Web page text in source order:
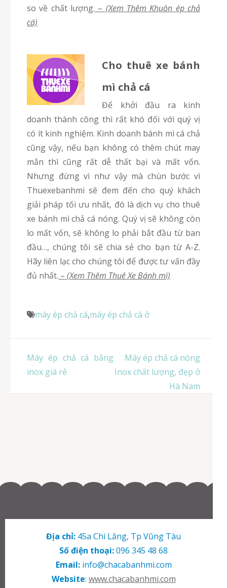
so về chất lượng. – (Xem Thêm Khuôn ép chả
cá)
Cho thuê xe bánh
mì chả cá
Để khởi đầu ra kinh
doanh thành công thì rất khó đối với quý vị
có ít kinh nghiệm. Kinh doanh bánh mì cá chả
cũng vậy, nếu bạn không có thêm chút may
mắn thì cũng rất dễ thất bại và mất vốn.
Nhưng đừng vì như vậy mà chùn bước vì
Thuexebanhmi sẽ đem đến cho quý khách
giải pháp tối ưu nhất, đó là dịch vụ cho thuê
xe bánh mì chả cá nóng. Quý vị sẽ không còn
lo mất vốn, sẽ không lo phải bắt đầu từ ban
đầu…, chúng tôi sẽ chia sẻ cho bạn từ A-Z.
Hãy liên lạc cho chúng tôi để được tư vấn đầy
đủ nhất. – (Xem Thêm Thuê Xe Bánh mì)
máy ép chả cá,máy ép chả cá ở
Điều
hướng
Máy ép chả cá bằng
inox giá rẻ
Máy ép chả cá nóng
Inox chất lượng, đẹp ở
Hà Nam
Địa chỉ: 45a Chi Lăng, Tp Vũng Tàu
Số điện thoại:096 345 48 68
Email:info@chacabanhmi.com
Website: www.chacabanhmi.com